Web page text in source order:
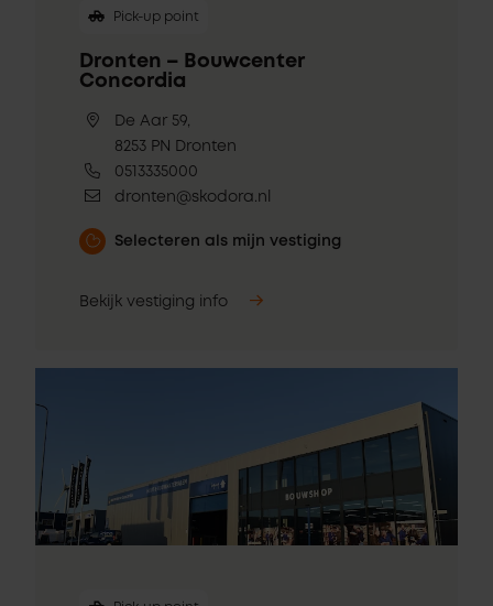
Pick-up point
Dronten – Bouwcenter
Concordia
De Aar 59,
8253 PN Dronten
0513335000
dronten@skodora.nl
Selecteren als mijn vestiging
Bekijk vestiging info